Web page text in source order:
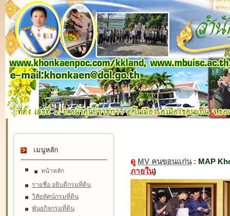
เมนูหลัก
หน้าหลัก
รายชื่อ อธิบดีกรมที่ดิน
วิสัยทัศน์กรมที่ดิน
พันธกิจกรมที่ดิน
ดู MV คนขอนแก่น: MAP
ภายใน)